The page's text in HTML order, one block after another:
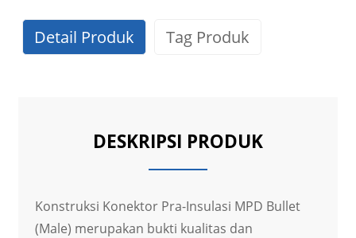
Detail Produk Tag Produk
DESKRIPSI PRODUK
Konstruksi Konektor Pra-Insulasi MPD Bullet
(Male) merupakan bukti kualitas dan